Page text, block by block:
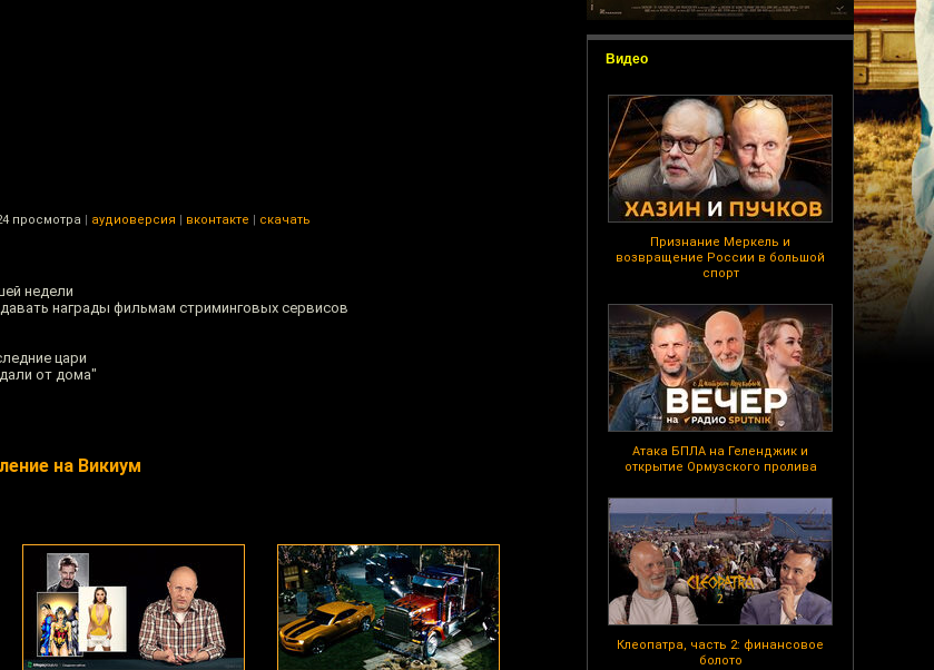
Видео
Признание Меркель и
возвращение России в большой
спорт
Атака БПЛА на Геленджик и
открытие Ормузского пролива
Клеопатра, часть 2: финансовое
болото
просмотра | аудиоверсия | вконтакте | скачать
недели
награды фильмам стриминговых сервисов
цари
от дома"
на Викиум